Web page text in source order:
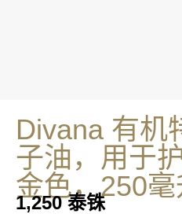
Divana 有机
子油，用于
金色，250毫
1,250泰铢